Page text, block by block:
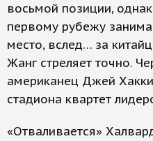
восьмой позиции,
первому рубежу
место, вслед… за
Жанг стреляет точно.
американец Джей
стадиона квартет
«Отваливается»